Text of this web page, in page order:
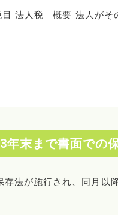
法人税 概要 法人がそ
年末まで書面での
法が施行され、同月以